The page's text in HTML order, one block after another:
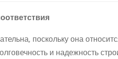
поскольку она
и надежность